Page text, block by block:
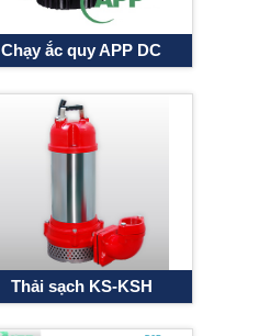
Chạy ắc quy APP DC
Thải sạch KS-KSH